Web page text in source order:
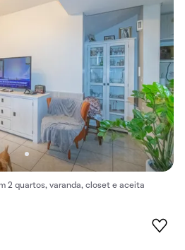
2 quartos, varanda, closet e aceita